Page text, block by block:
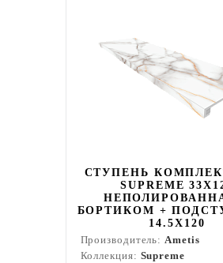
СТУПЕНЬ
SUPREME
БОРТИКОМ +
14.5X120
Производитель:Ametis
Коллекция: Supreme